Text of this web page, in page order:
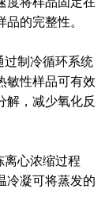
的完整性。
制冷循环系统
敏性样品可有效
解，减少氧化反
心浓缩过程
冷凝可将蒸发的